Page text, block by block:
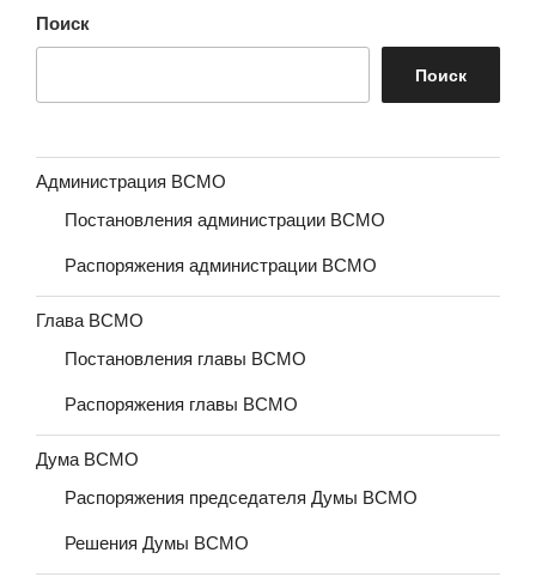
Поиск
Поиск
Администрация ВСМО
Постановления администрации ВСМО
Распоряжения администрации ВСМО
Глава ВСМО
Постановления главы ВСМО
Распоряжения главы ВСМО
Дума ВСМО
Распоряжения председателя Думы ВСМО
Решения Думы ВСМО